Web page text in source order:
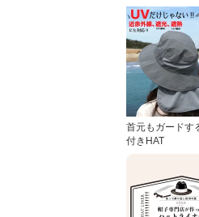
首元もガードす
付きHAT